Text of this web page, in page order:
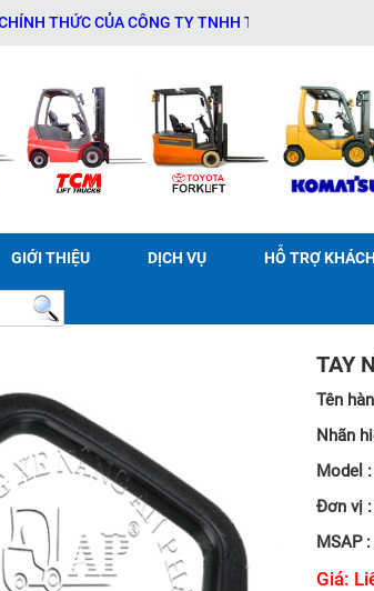
THỨC CỦA CÔNG TY TNHH THƯƠNG MẠI DỊCH
GIỚI THIỆU DỊCH VỤ HỖ TRỢ
TAY
Tên
Nhãn
Model :
Đơn vị :
MSAP :
Giá: